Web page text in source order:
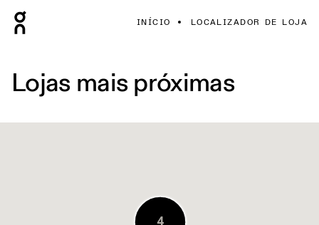
INÍCIO LOCALIZADOR DE LOJA
Lojas mais próximas
5
4